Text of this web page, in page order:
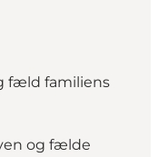
fæld familiens
og fælde